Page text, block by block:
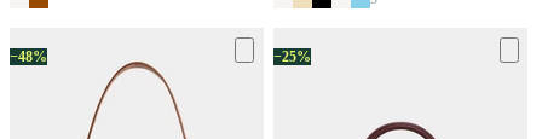
−48% −25%